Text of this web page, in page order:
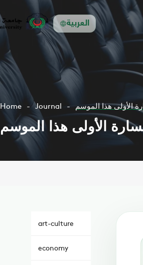
العربية
Home Journal الأولى هذا الموسم
الأولى هذا الموسم
art-culture
economy